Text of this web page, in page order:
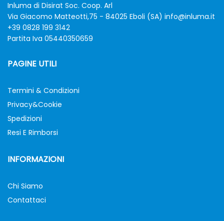
Inluma di Disirat Soc. Coop. Arl
Via Giacomo Matteotti,75 - 84025 Eboli (SA) info@inluma.it
+39 0828 199 3142
Partita Iva 05440350659
PAGINE UTILI
Termini & Condizioni
Privacy&Cookie
Spedizioni
Resi E Rimborsi
INFORMAZIONI
Chi Siamo
Contattaci